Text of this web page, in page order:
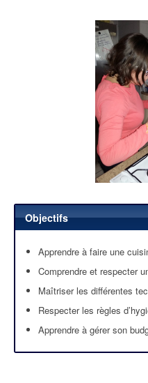
Objectifs
Apprendre à faire une
Comprendre et respecter
Maîtriser les différentes
Respecter les règles
Apprendre à gérer son